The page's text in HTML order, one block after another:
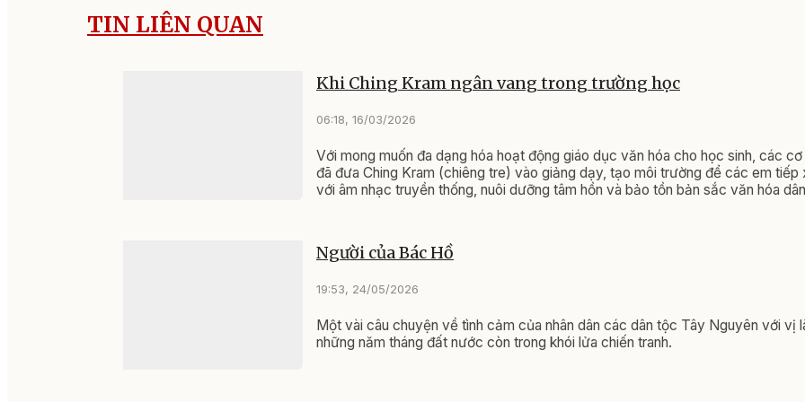
TIN LIÊN QUAN
Khi Ching Kram ngân vang trong trường học
06:18, 16/03/2026
Với mong muốn đa dạng hóa hoạt động giáo dục văn hóa cho học sinh, các
đã đưa Ching Kram (chiêng tre) vào giảng dạy, tạo môi trường để các em
với âm nhạc truyền thống, nuôi dưỡng tâm hồn và bảo tồn bản sắc văn hóa
Người của Bác Hồ
19:53, 24/05/2026
Một vài câu chuyện về tình cảm của nhân dân các dân tộc Tây Nguyên với vị
những năm tháng đất nước còn trong khói lửa chiến tranh.